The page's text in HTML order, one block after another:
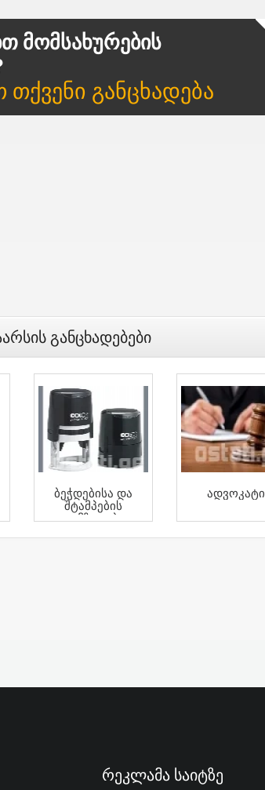
Მომსახურების
Თქვენი Განცხადება
Განცხადებები
Ბეჭდებისა Და
Შტამპების
Დამზადება
Ადვოკატი
Რეკლამა Საიტზე